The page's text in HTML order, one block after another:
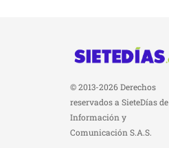
© 2013-2026 Derechos
reservados a SieteDías de
Información y
Comunicación S.A.S.